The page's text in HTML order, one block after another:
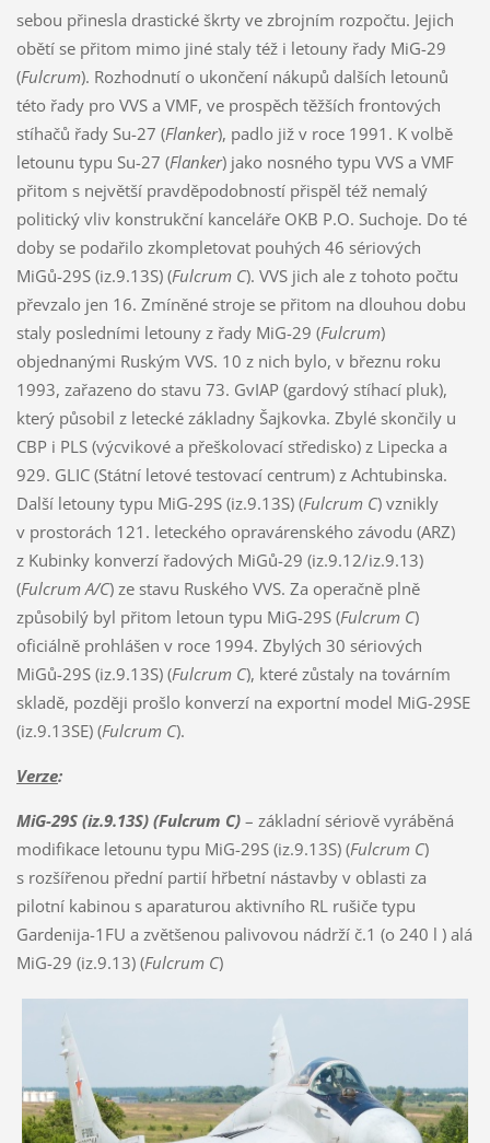
sebou přinesla drastické škrty ve zbrojním rozpočtu. Jejich
obětí se přitom mimo jiné staly též i letouny řady MiG-29
(Fulcrum). Rozhodnutí o ukončení nákupů dalších letounů
této řady pro VVS a VMF, ve prospěch těžších frontových
stíhačů řady Su-27 (Flanker), padlo již v roce 1991. K volbě
letounu typu Su-27 (Flanker) jako nosného typu VVS a VMF
přitom s největší pravděpodobností přispěl též nemalý
politický vliv konstrukční kanceláře OKB P.O. Suchoje. Do té
doby se podařilo zkompletovat pouhých 46 sériových
MiGů-29S (iz.9.13S) (Fulcrum C). VVS jich ale z tohoto počtu
převzalo jen 16. Zmíněné stroje se přitom na dlouhou dobu
staly posledními letouny z řady MiG-29 (Fulcrum)
objednanými Ruským VVS. 10 z nich bylo, v březnu roku
1993, zařazeno do stavu 73. GvIAP (gardový stíhací pluk),
který působil z letecké základny Šajkovka. Zbylé skončily u
CBP i PLS (výcvikové a přeškolovací středisko) z Lipecka a
929. GLIC (Státní letové testovací centrum) z Achtubinska.
Další letouny typu MiG-29S (iz.9.13S) (Fulcrum C) vznikly
v prostorách 121. leteckého opravárenského závodu (ARZ)
z Kubinky konverzí řadových MiGů-29 (iz.9.12/iz.9.13)
(Fulcrum A/C) ze stavu Ruského VVS. Za operačně plně
způsobilý byl přitom letoun typu MiG-29S (Fulcrum C)
oficiálně prohlášen v roce 1994. Zbylých 30 sériových
MiGů-29S (iz.9.13S) (Fulcrum C), které zůstaly na továrním
skladě, později prošlo konverzí na exportní model MiG-29SE
(iz.9.13SE) (Fulcrum C).
Verze:
MiG-29S (iz.9.13S) (Fulcrum C)– základní sériově vyráběná
modifikace letounu typu MiG-29S (iz.9.13S) (Fulcrum C)
s rozšířenou přední partií hřbetní nástavby v oblasti za
pilotní kabinou s aparaturou aktivního RL rušiče typu
Gardenija-1FU a zvětšenou palivovou nádrží č.1 (o 240 l ) alá
MiG-29 (iz.9.13) (Fulcrum C)